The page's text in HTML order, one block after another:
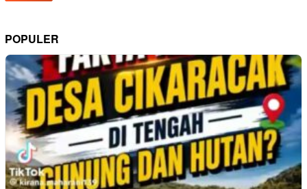
POPULER